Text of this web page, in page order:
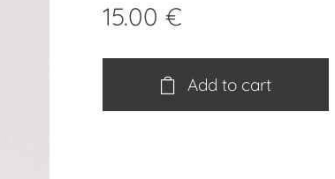
15.00 €
Add to cart